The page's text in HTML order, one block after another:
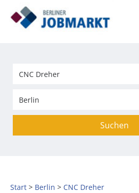
Suchen
Start Berlin CNC Dreher